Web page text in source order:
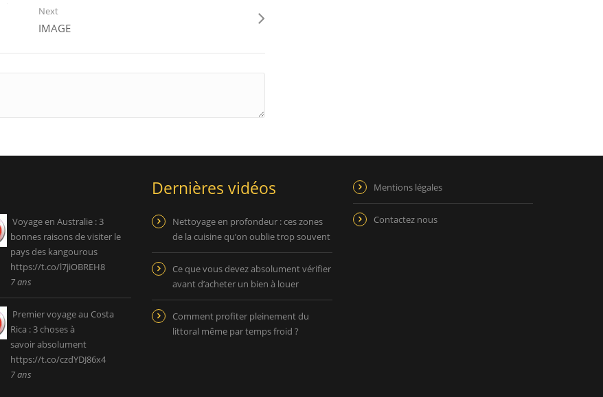
Next
IMAGE
Voyage en Australie : 3
bonnes raisons de visiter le
pays des kangourous
https://t.co/l7jiOBREH8
7 ans
Premier voyage au Costa
Rica : 3 choses à
savoir absolument
https://t.co/czdYDJ86x4
7 ans
Dernières vidéos
Nettoyage en profondeur : ces zones
de la cuisine qu’on oublie trop souvent
Ce que vous devez absolument vérifier
avant d’acheter un bien à louer
Comment profiter pleinement du
littoral même par temps froid ?
Mentions légales
Contactez nous